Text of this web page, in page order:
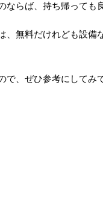
らば、持ち帰っても
、無料だけれども設備
、ぜひ参考にしてみ